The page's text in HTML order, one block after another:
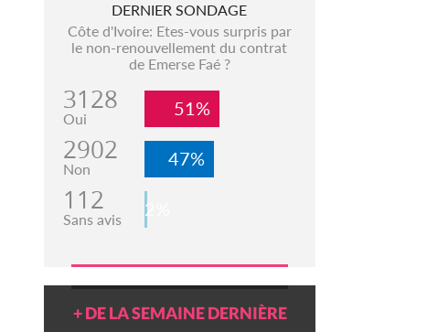
DERNIER SONDAGE
Côte d'Ivoire: Etes-vous surpris par
le non-renouvellement du contrat
de Emerse Faé ?
3128
Oui 51%
2902
Non 47%
112
Sans avis 2%
+ DE LA SEMAINE DERNIÈRE